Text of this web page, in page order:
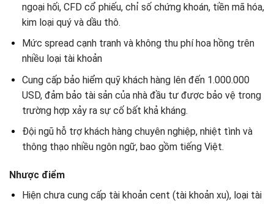
ngoại hối, CFD cổ phiếu, chỉ số chứng khoán, tiền mã hóa,
kim loại quý và dầu thô.
Mức spread cạnh tranh và không thu phí hoa hồng trên
nhiều loại tài khoản
Cung cấp bảo hiểm quỹ khách hàng lên đến 1.000.000
USD, đảm bảo tài sản của nhà đầu tư được bảo vệ trong
trường hợp xảy ra sự cố bất khả kháng.
Đội ngũ hỗ trợ khách hàng chuyên nghiệp, nhiệt tình và
thông thạo nhiều ngôn ngữ, bao gồm tiếng Việt.
Nhược điểm
Hiện chưa cung cấp tài khoản cent (tài khoản xu), loại tài